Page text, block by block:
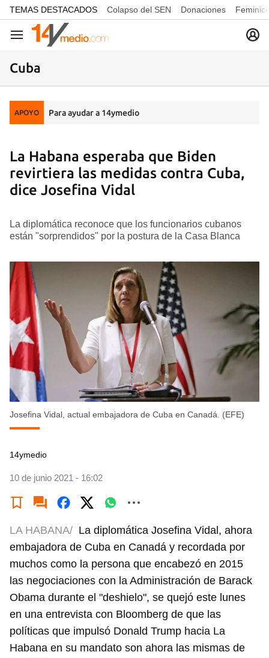
common.go-to-content
TEMAS DESTACADOS Colapso del SEN Donaciones
Navegación
Cuba
APOYO Para ayudar a 14ymedio
La Habana esperaba que Biden
revirtiera las medidas contra Cuba,
dice Josefina Vidal
La diplomática reconoce que los funcionarios cubanos
están "sorprendidos" por la postura de la Casa Blanca
Josefina Vidal, actual embajadora de Cuba en Canadá. (EFE)
14ymedio
10 de junio 2021 - 16:02
LA HABANA/ La diplomática Josefina Vidal, ahora
embajadora de Cuba en Canadá y recordada por
muchos como la persona que encabezó en 2015
las negociaciones con la Administración de Barack
Obama durante el "deshielo", se quejó este lunes
en una entrevista con Bloomberg de que las
políticas que impulsó Donald Trump hacia La
Habana en su mandato son ahora las mismas de